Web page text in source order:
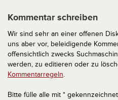
Kommentar schreiben
Wir sind sehr an einer offenen
uns aber vor, beleidigende
offensichtlich zwecks
werden, zu editieren oder zu
Kommentarregeln.
Bitte fülle alle mit *